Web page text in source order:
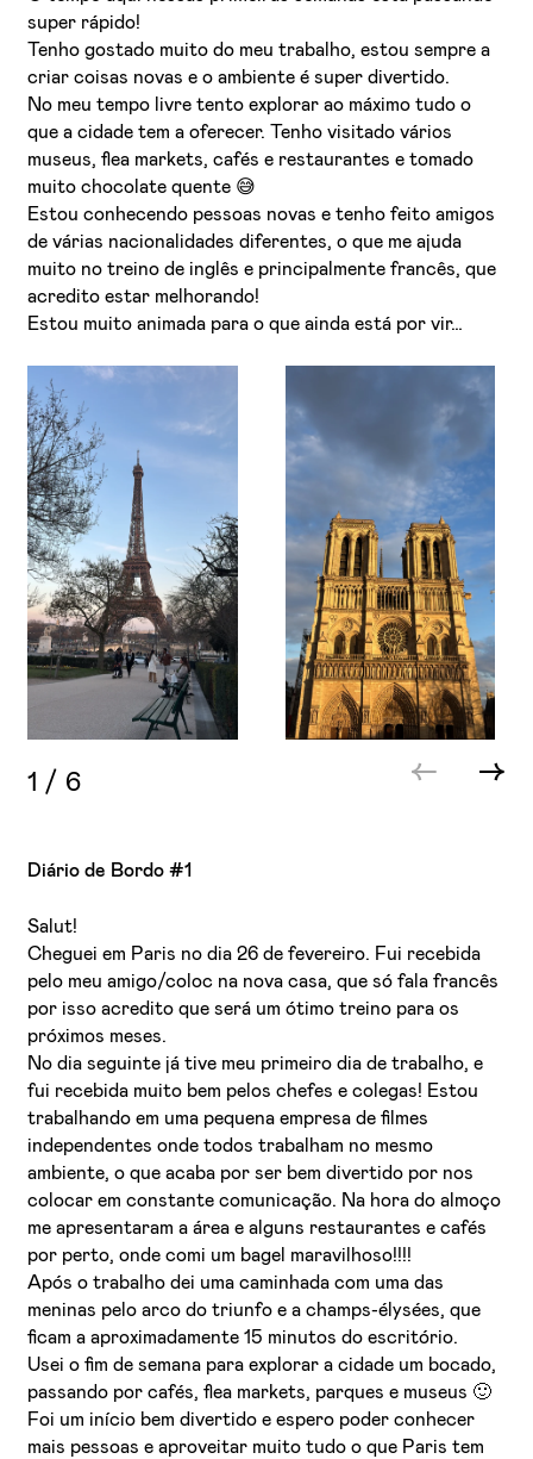
super rápido!
Tenho gostado muito do meu trabalho, estou sempre a
criar coisas novas e o ambiente é super divertido.
No meu tempo livre tento explorar ao máximo tudo o
que a cidade tem a oferecer. Tenho visitado vários
museus, flea markets, cafés e restaurantes e tomado
muito chocolate quente 😅
Estou conhecendo pessoas novas e tenho feito amigos
de várias nacionalidades diferentes, o que me ajuda
muito no treino de inglês e principalmente francês, que
acredito estar melhorando!
Estou muito animada para o que ainda está por vir…
1 / 6
Diário de Bordo #1
Salut!
Cheguei em Paris no dia 26 de fevereiro. Fui recebida
pelo meu amigo/coloc na nova casa, que só fala francês
por isso acredito que será um ótimo treino para os
próximos meses.
No dia seguinte já tive meu primeiro dia de trabalho, e
fui recebida muito bem pelos chefes e colegas! Estou
trabalhando em uma pequena empresa de filmes
independentes onde todos trabalham no mesmo
ambiente, o que acaba por ser bem divertido por nos
colocar em constante comunicação. Na hora do almoço
me apresentaram a área e alguns restaurantes e cafés
por perto, onde comi um bagel maravilhoso!!!!
Após o trabalho dei uma caminhada com uma das
meninas pelo arco do triunfo e a champs-élysées, que
ficam a aproximadamente 15 minutos do escritório.
Usei o fim de semana para explorar a cidade um bocado,
passando por cafés, flea markets, parques e museus 🙂
Foi um início bem divertido e espero poder conhecer
mais pessoas e aproveitar muito tudo o que Paris tem